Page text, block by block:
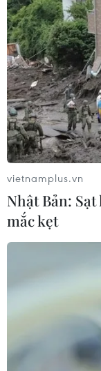
vietnamplus.vn
Nhật Bản:
mắc kẹt